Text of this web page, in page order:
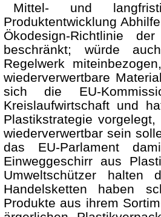
Mittel- und
Produktentwicklung
Ökodesign-Richtlinie
beschränkt; würde
Regelwerk
wiederverwertbare
sich die EU-
Kreislaufwirtschaft und
Plastikstrategie
wiederverwertbar sein
das EU-Parlament
Einweggeschirr aus
Umweltschützer
Handelsketten haben
Produkte aus ihrem